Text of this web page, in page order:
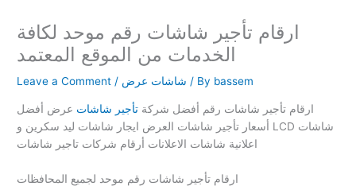
ارقام تأجير شاشات رقم موحد لكافة
الخدمات من الموقع المعتمد
Leave a Comment / شاشات عرض / By bassem
ارقام تأجير شاشات رقم أفضل شركة تأجير شاشات عرض أفضل
أسعار تأجير شاشات العرض ايجار شاشات ليد سكرين و LCD شاشات
اعلانية شاشات الاعلانات أرقام شركات تاجير شاشات
ارقام تأجير شاشات رقم موحد لجميع المحافظات